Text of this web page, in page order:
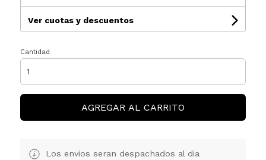
Ver cuotas y descuentos
Cantidad
AGREGAR AL CARRITO
Los envios seran despachados al dia